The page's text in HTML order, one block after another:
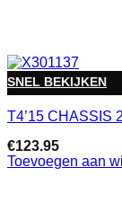
SNEL BEKIJKEN
T4’15 CHASSIS
€123.95
Toevoegen aan